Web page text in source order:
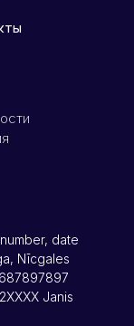
date
Nīcgales
Janis